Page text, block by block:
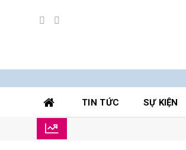
TIN TỨC SỰ KIỆN